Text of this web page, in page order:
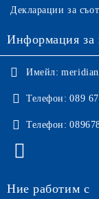
Декларации за
Информация за
Имейл:
Телефон: 089
Телефон:
Ние работим с